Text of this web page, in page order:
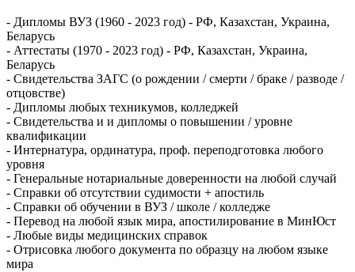
- Дипломы ВУЗ (1960 - 2023 год) - РФ, Казахстан, Украина,
Беларусь
- Аттестаты (1970 - 2023 год) - РФ, Казахстан, Украина,
Беларусь
- Свидетельства ЗАГС (о рождении / смерти / браке / разводе /
отцовстве)
- Дипломы любых техникумов, колледжей
- Свидетельства и и дипломы о повышении / уровне
квалификации
- Интернатура, ординатура, проф. переподготовка любого
уровня
- Генеральные нотариальные доверенности на любой случай
- Справки об отсутствии судимости + апостиль
- Справки об обучении в ВУЗ / школе / колледже
- Перевод на любой язык мира, апостилирование в МинЮст
- Любые виды медицинских справок
- Отрисовка любого документа по образцу на любом языке
мира